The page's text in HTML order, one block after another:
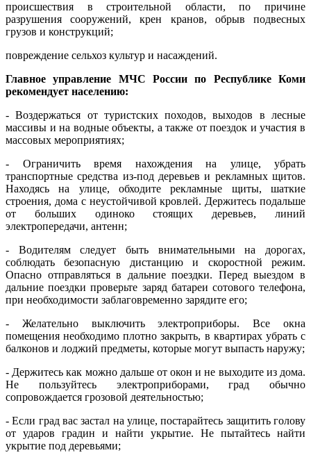
происшествия в строительной области, по причине
разрушения сооружений, крен кранов, обрыв подвесных
грузов и конструкций;
повреждение сельхоз культур и насаждений.
Главное управление МЧС России по Республике Коми
рекомендует населению:
- Воздержаться от туристских походов, выходов в лесные
массивы и на водные объекты, а также от поездок и участия в
массовых мероприятиях;
- Ограничить время нахождения на улице, убрать
транспортные средства из-под деревьев и рекламных щитов.
Находясь на улице, обходите рекламные щиты, шаткие
строения, дома с неустойчивой кровлей. Держитесь подальше
от больших одиноко стоящих деревьев, линий
электропередачи, антенн;
- Водителям следует быть внимательными на дорогах,
соблюдать безопасную дистанцию и скоростной режим.
Опасно отправляться в дальние поездки. Перед выездом в
дальние поездки проверьте заряд батареи сотового телефона,
при необходимости заблаговременно зарядите его;
- Желательно выключить электроприборы. Все окна
помещения необходимо плотно закрыть, в квартирах убрать с
балконов и лоджий предметы, которые могут выпасть наружу;
- Держитесь как можно дальше от окон и не выходите из дома.
Не пользуйтесь электроприборами, град обычно
сопровождается грозовой деятельностью;
- Если град вас застал на улице, постарайтесь защитить голову
от ударов градин и найти укрытие. Не пытайтесь найти
укрытие под деревьями;